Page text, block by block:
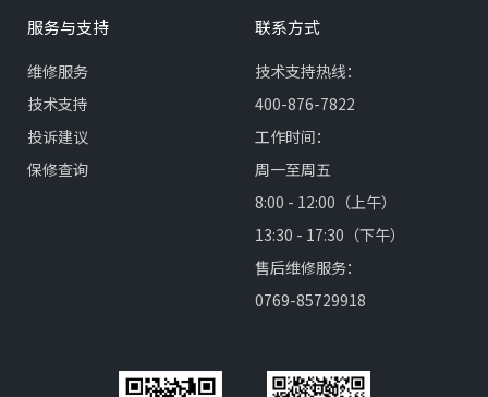
服务与支持
维修服务
技术支持
投诉建议
保修查询
联系方式
技术支持热线：
400-876-7822
工作时间：
周一至周五
8:00 - 12:00（上午）
13:30 - 17:30（下午）
售后维修服务：
0769-85729918